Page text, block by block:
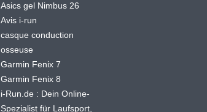
Asics gel Nimbus 26
Avis i-run
casque conduction
osseuse
Garmin Fenix 7
Garmin Fenix 8
i-Run.de : Dein Online-
Spezialist für Laufsport,